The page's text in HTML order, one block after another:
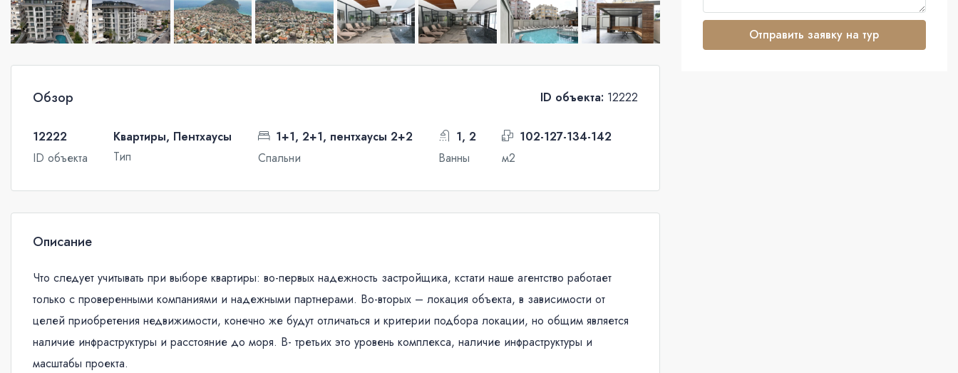
Обзор ID объекта: 12222
12222
ID объекта
Квартиры, Пентхаусы
Тип
1+1, 2+1, пентхаусы 2+2
Спальни
1, 2
Ванны
102-127-134-142
м2
Описание
Что следует учитывать при выборе квартиры: во-первых надежность застройщика, кстати наше агентство работает
только с проверенными компаниями и надежными партнерами. Во-вторых – локация объекта, в зависимости от
целей приобретения недвижимости, конечно же будут отличаться и критерии подбора локации, но общим является
наличие инфраструктуры и расстояние до моря. В- третьих это уровень комплекса, наличие инфраструктуры и
масштабы проекта.
Отправить заявку на тур